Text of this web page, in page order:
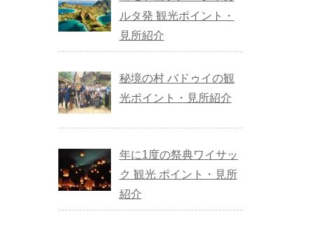
ルタ発 観光ポイント・
見所紹介
秘境の村 バドゥイの観
光ポイント・見所紹介
年に1度の祭典ワイサッ
ク 観光 ポイント・見所
紹介